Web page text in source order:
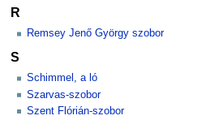
R
Remsey Jenő György szobor
S
Schimmel, a ló
Szarvas-szobor
Szent Flórián-szobor